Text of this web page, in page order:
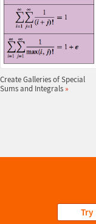
Create Galleries of Special
Sums and Integrals »
Try